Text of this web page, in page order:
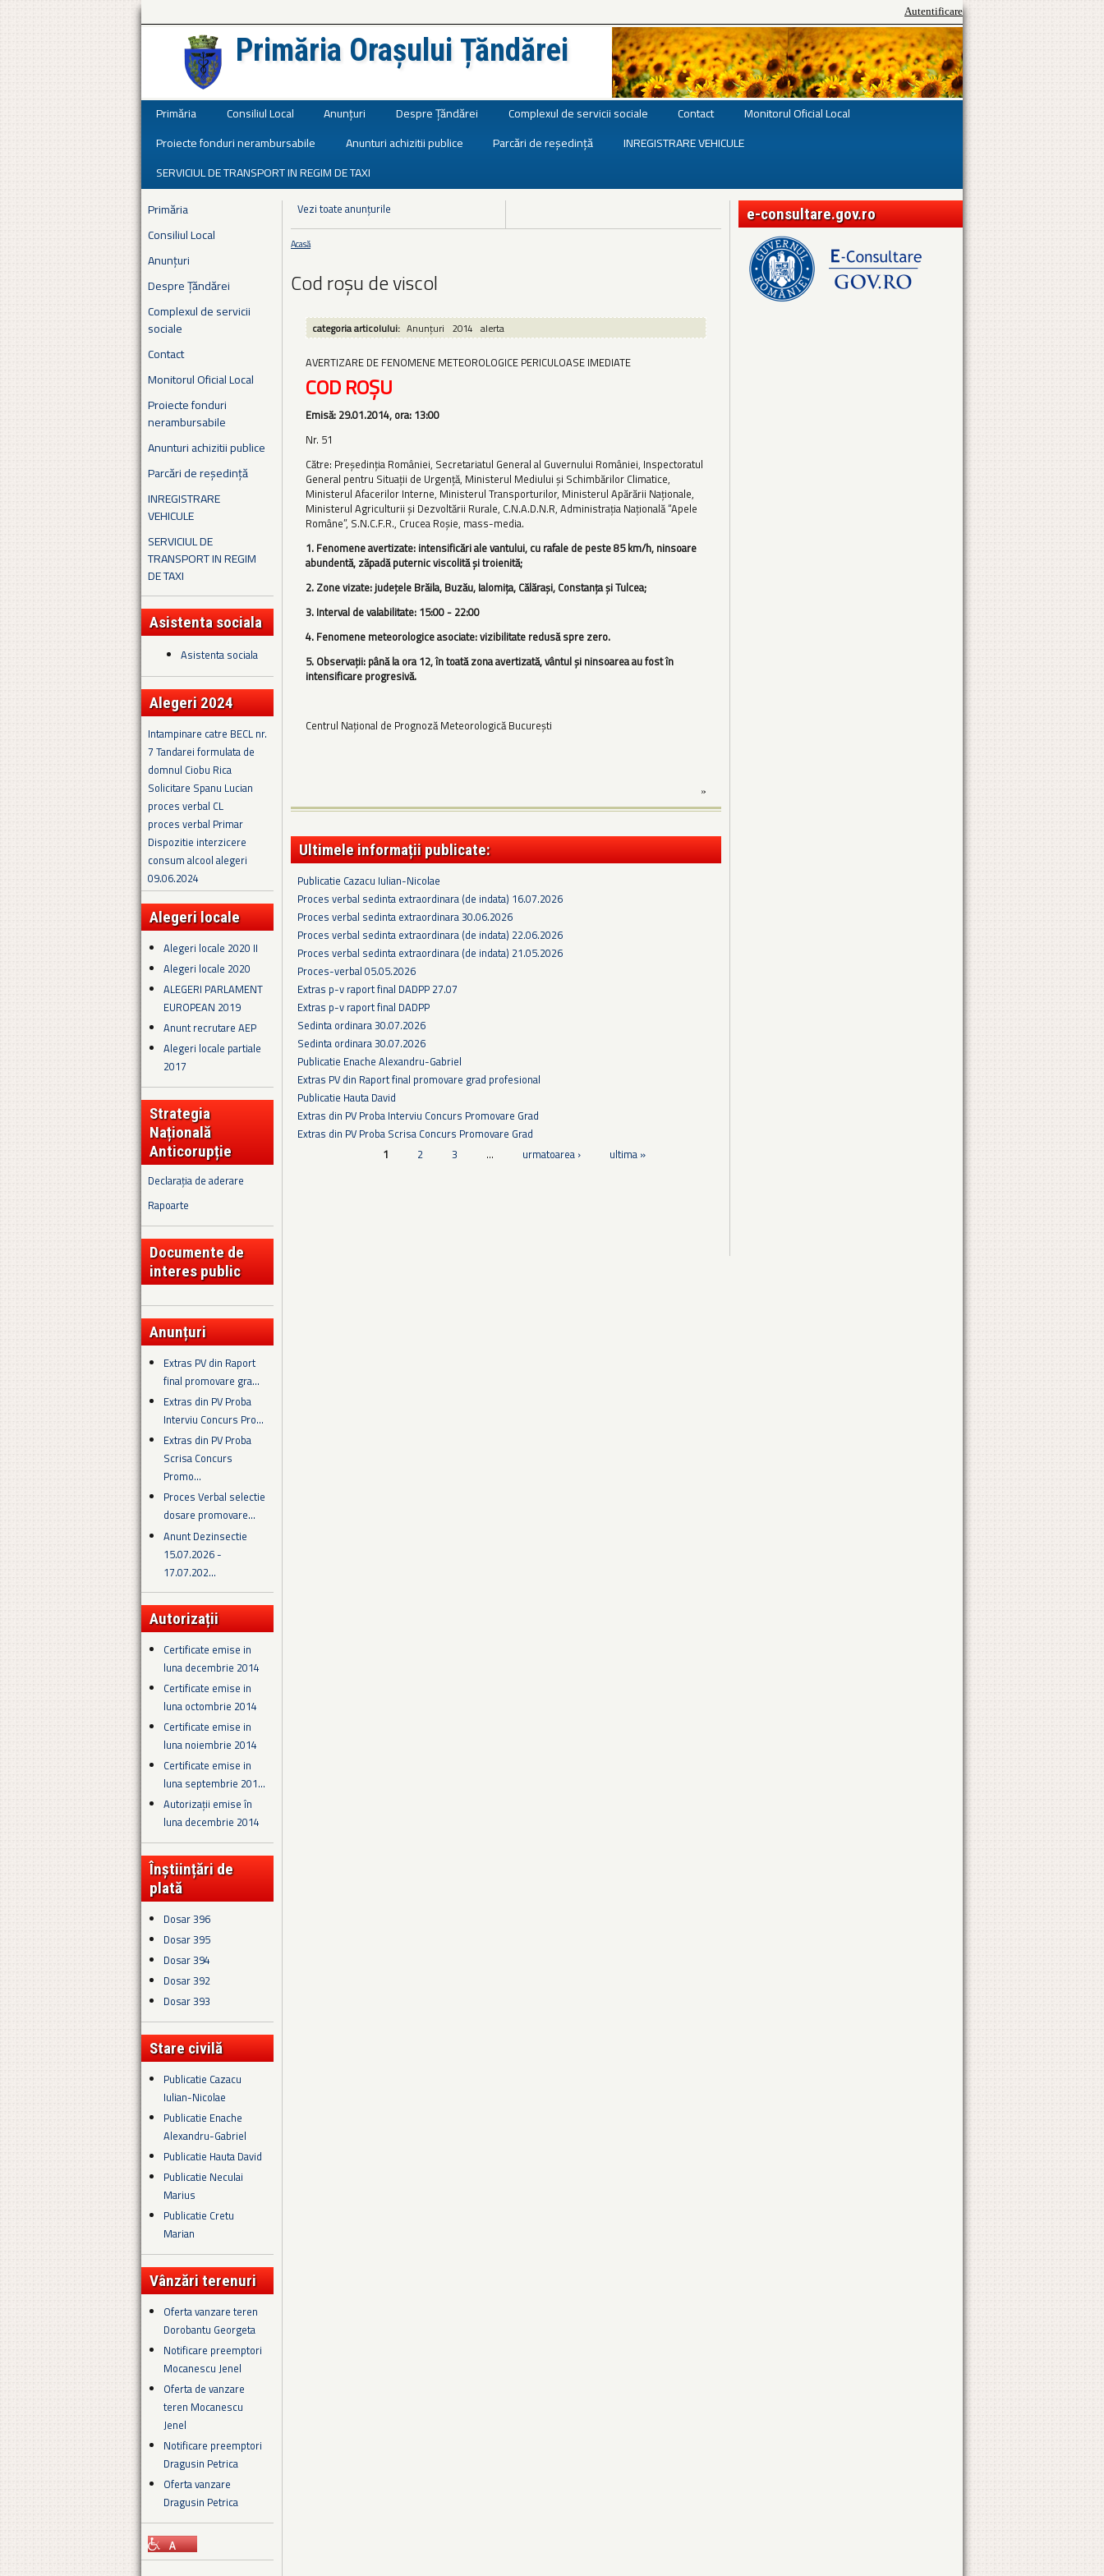
Autentificare
Primăria Orașului Țăndărei
Primăria Consiliul Local Anunțuri Despre Țăndărei Complexul de servicii sociale Contact
Monitorul Oficial Local
Proiecte fonduri nerambursabile
Anunturi achizitii publice Parcări de reședință
INREGISTRARE VEHICULE
SERVICIUL DE TRANSPORT IN REGIM DE TAXI
Primăria
Consiliul Local
Anunțuri
Despre Țăndărei
Complexul de servicii
sociale
Contact
Monitorul Oficial Local
Proiecte fonduri
nerambursabile
Anunturi achizitii publice
Parcări de reședință
INREGISTRARE
VEHICULE
SERVICIUL DE
TRANSPORT IN REGIM
DE TAXI
Asistenta sociala
Asistenta sociala
Alegeri 2024
Intampinare catre BECL nr.
7 Tandarei formulata de
domnul Ciobu Rica
Solicitare Spanu Lucian
proces verbal CL
proces verbal Primar
Dispozitie interzicere
consum alcool alegeri
09.06.2024
Alegeri locale
Alegeri locale 2020 II
Alegeri locale 2020
ALEGERI PARLAMENT
EUROPEAN 2019
Anunt recrutare AEP
Alegeri locale partiale
2017
Strategia
Națională
Anticorupție
Declarația de aderare
Rapoarte
Documente de
interes public
Anunțuri
Extras PV din Raport
final promovare gra...
Extras din PV Proba
Interviu Concurs Pro...
Extras din PV Proba
Scrisa Concurs
Promo...
Proces Verbal selectie
dosare promovare...
Anunt Dezinsectie
15.07.2026 -
17.07.202...
Autorizații
Certificate emise in
luna decembrie 2014
Certificate emise in
luna octombrie 2014
Certificate emise in
luna noiembrie 2014
Certificate emise in
luna septembrie 201...
Autorizații emise în
luna decembrie 2014
Înștiințări de
plată
Dosar 396
Dosar 395
Dosar 394
Dosar 392
Dosar 393
Stare civilă
Publicatie Cazacu
Iulian-Nicolae
Publicatie Enache
Alexandru-Gabriel
Publicatie Hauta David
Publicatie Neculai
Marius
Publicatie Cretu
Marian
Vânzări terenuri
Oferta vanzare teren
Dorobantu Georgeta
Notificare preemptori
Mocanescu Jenel
Oferta de vanzare
teren Mocanescu
Jenel
Notificare preemptori
Dragusin Petrica
Oferta vanzare
Dragusin Petrica
Vezi toate anunțurile
Eşti aici
Acasă
Cod roșu de viscol
categoria articolului: Anunțuri 2014 alerta
AVERTIZARE DE FENOMENE METEOROLOGICE PERICULOASE IMEDIATE
COD ROŞU
Emisă: 29.01.2014, ora: 13:00
Nr. 51
Către: Preşedinţia României, Secretariatul General al Guvernului României, Inspectoratul
General pentru Situaţii de Urgenţă, Ministerul Mediului şi Schimbărilor Climatice,
Ministerul Afacerilor Interne, Ministerul Transporturilor, Ministerul Apărării Naţionale,
Ministerul Agriculturii şi Dezvoltării Rurale, C.N.A.D.N.R, Administraţia Naţională “Apele
Române”, S.N.C.F.R., Crucea Roşie, mass-media.
1. Fenomene avertizate: intensificări ale vantului, cu rafale de peste 85 km/h, ninsoare
abundentă, zăpadă puternic viscolită şi troienită;
2. Zone vizate: judeţele Brăila, Buzău, Ialomiţa, Călăraşi, Constanţa şi Tulcea;
3. Interval de valabilitate: 15:00 - 22:00
4. Fenomene meteorologice asociate: vizibilitate redusă spre zero.
5. Observaţii: până la ora 12, în toată zona avertizată, vântul şi ninsoarea au fost în
intensificare progresivă.
Centrul Naţional de Prognoză Meteorologică Bucureşti
»
Ultimele informații publicate:
Publicatie Cazacu Iulian-Nicolae
Proces verbal sedinta extraordinara (de indata) 16.07.2026
Proces verbal sedinta extraordinara 30.06.2026
Proces verbal sedinta extraordinara (de indata) 22.06.2026
Proces verbal sedinta extraordinara (de indata) 21.05.2026
Proces-verbal 05.05.2026
Extras p-v raport final DADPP 27.07
Extras p-v raport final DADPP
Sedinta ordinara 30.07.2026
Sedinta ordinara 30.07.2026
Publicatie Enache Alexandru-Gabriel
Extras PV din Raport final promovare grad profesional
Publicatie Hauta David
Extras din PV Proba Interviu Concurs Promovare Grad
Extras din PV Proba Scrisa Concurs Promovare Grad
1 2 3 … urmatoarea › ultima »
e-consultare.gov.ro